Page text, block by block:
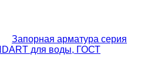
Запорная арматура серия
для воды, ГОСТ